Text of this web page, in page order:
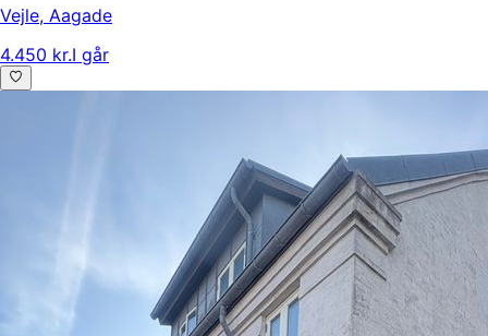
Vejle, Aagade
4.450 kr.I går